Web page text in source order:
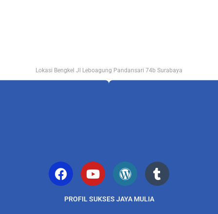
Lokasi Bengkel Jl Leboagung Pandansari 74b Surabaya
PROFIL SUKSES JAYA MULIA